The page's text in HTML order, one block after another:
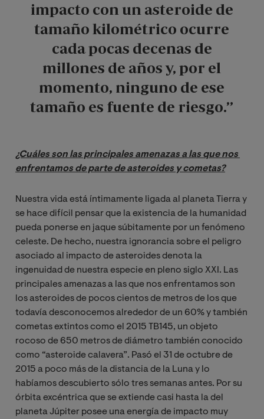
impacto con un asteroide de
tamaño kilométrico ocurre
cada pocas decenas de
millones de años y, por el
momento, ninguno de ese
tamaño es fuente de riesgo.”
¿Cuáles son las principales amenazas a las que nos
enfrentamos de parte de asteroides y cometas?
Nuestra vida está íntimamente ligada al planeta Tierra y
se hace difícil pensar que la existencia de la humanidad
pueda ponerse en jaque súbitamente por un fenómeno
celeste. De hecho, nuestra ignorancia sobre el peligro
asociado al impacto de asteroides denota la
ingenuidad de nuestra especie en pleno siglo XXI. Las
principales amenazas a las que nos enfrentamos son
los asteroides de pocos cientos de metros de los que
todavía desconocemos alrededor de un 60% y también
cometas extintos como el 2015 TB145, un objeto
rocoso de 650 metros de diámetro también conocido
como “asteroide calavera”. Pasó el 31 de octubre de
2015 a poco más de la distancia de la Luna y lo
habíamos descubierto sólo tres semanas antes. Por su
órbita excéntrica que se extiende casi hasta la del
planeta Júpiter posee una energía de impacto muy